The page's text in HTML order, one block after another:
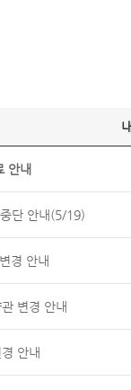
안내
단 안내(5/19)
경 안내
관 변경 안내
안내